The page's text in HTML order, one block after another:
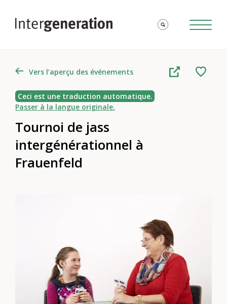
Vers l’aperçu des événements
Ceci est une traduction automatique.
Passer à la langue originale.
Tournoi de jass
intergénérationnel à
Frauenfeld